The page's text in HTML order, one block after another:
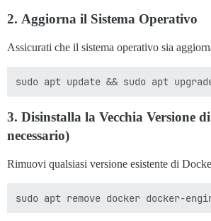
2. Aggiorna il Sistema Operativo
Assicurati che il sistema operativo sia
3. Disinstalla la Vecchia Versione
necessario)
Rimuovi qualsiasi versione esistente di